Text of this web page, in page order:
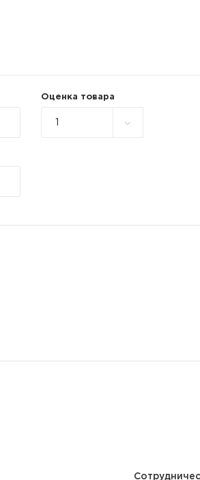
Оценка товара